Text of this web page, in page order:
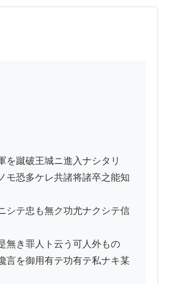
を蹴破王城ニ進入ナシタリ
モ恐多ケレ共諸将諸卒之能知
シテ忠も無ク功尤ナクシテ信
無き罪人ト云う可人外もの
言を御用有テ功有テ私ナキ某